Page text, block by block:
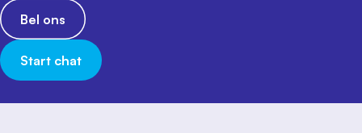
Bel ons
Start chat